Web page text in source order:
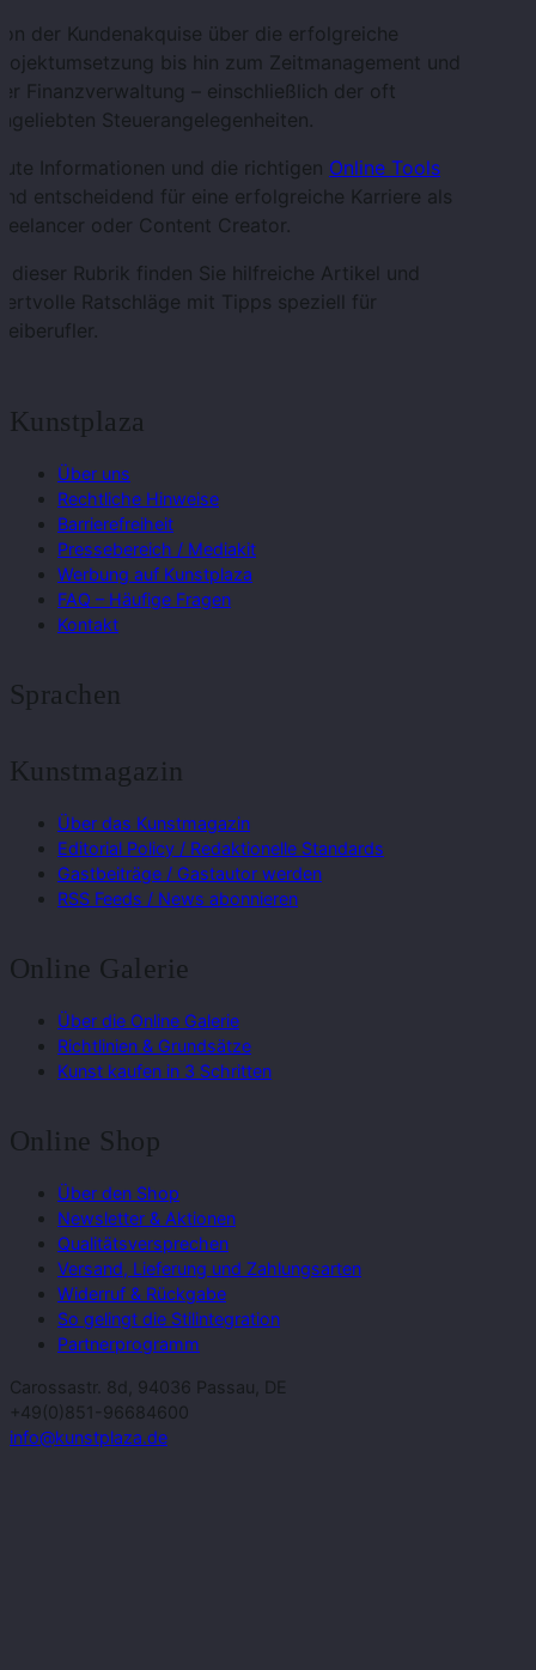
der Kundenakquise über die erfolgreiche
bis hin zum Zeitmanagement und
Finanzverwaltung – einschließlich der oft
Steuerangelegenheiten.
Informationen und die richtigen Online Tools
entscheidend für eine erfolgreiche Karriere als
oder Content Creator.
dieser Rubrik finden Sie hilfreiche Artikel und
Ratschläge mit Tipps speziell für
Kunstplaza
Über uns
Rechtliche Hinweise
Barrierefreiheit
Pressebereich / Mediakit
Werbung auf Kunstplaza
FAQ – Häufige Fragen
Kontakt
Sprachen
Kunstmagazin
Über das Kunstmagazin
Editorial Policy / Redaktionelle Standards
Gastbeiträge / Gastautor werden
RSS Feeds / News abonnieren
Online Galerie
Über die Online Galerie
Richtlinien & Grundsätze
Kunst kaufen in 3 Schritten
Online Shop
Über den Shop
Newsletter & Aktionen
Qualitätsversprechen
Versand, Lieferung und Zahlungsarten
Widerruf & Rückgabe
So gelingt die Stilintegration
Partnerprogramm
Carossastr. 8d, 94036 Passau, DE
+49(0)851-96684600
info@kunstplaza.de